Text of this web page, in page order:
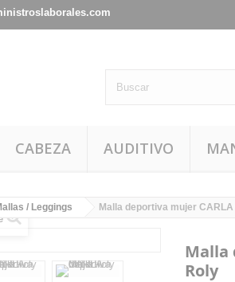
CABEZA AUDITIVO
/ Leggings Malla deportiva mujer
Malla
Roly